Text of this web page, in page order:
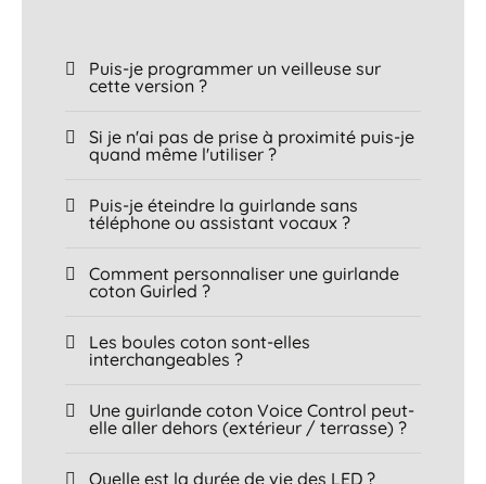
Puis-je programmer un veilleuse sur
cette version ?
Si je n'ai pas de prise à proximité puis-je
quand même l'utiliser ?
Puis-je éteindre la guirlande sans
téléphone ou assistant vocaux ?
Comment personnaliser une guirlande
coton Guirled ?
Les boules coton sont-elles
interchangeables ?
Une guirlande coton Voice Control peut-
elle aller dehors (extérieur / terrasse) ?
Quelle est la durée de vie des LED ?